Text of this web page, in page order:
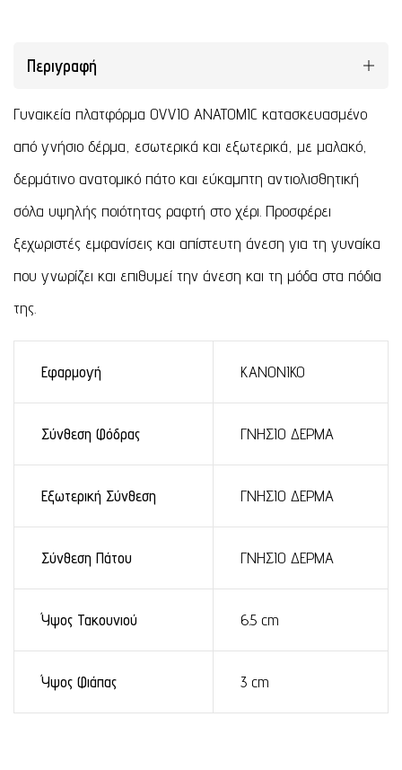
Περιγραφή
Γυναικεία πλατφόρμα OVVIO ANATOMIC κατασκευασμένο
από γνήσιο δέρμα, εσωτερικά και εξωτερικά, με μαλακό,
δερμάτινο ανατομικό πάτο και εύκαμπτη αντιολισθητική
σόλα υψηλής ποιότητας ραφτή στο χέρι. Προσφέρει
ξεχωριστές εμφανίσεις και απίστευτη άνεση για τη γυναίκα
που γνωρίζει και επιθυμεί την άνεση και τη μόδα στα πόδια
της.
Εφαρμογή ΚΑΝΟΝΙΚΟ
Σύνθεση Φόδρας ΓΝΗΣΙΟ ΔΕΡΜΑ
Εξωτερική Σύνθεση ΓΝΗΣΙΟ ΔΕΡΜΑ
Σύνθεση Πάτου ΓΝΗΣΙΟ ΔΕΡΜΑ
Ύψος Τακουνιού 6.5 cm
Ύψος Φιάπας 3 cm